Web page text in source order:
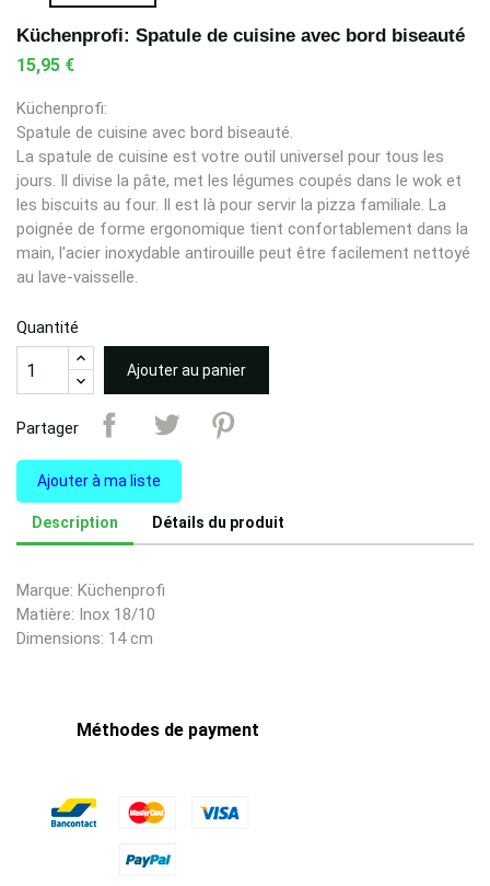
Küchenprofi: Spatule de cuisine avec bord biseauté
15,95 €
Küchenprofi:
Spatule de cuisine avec bord biseauté.
La spatule de cuisine est votre outil universel pour tous les
jours. Il divise la pâte, met les légumes coupés dans le wok et
les biscuits au four. Il est là pour servir la pizza familiale. La
poignée de forme ergonomique tient confortablement dans la
main, l'acier inoxydable antirouille peut être facilement nettoyé
au lave-vaisselle.
Quantité
Ajouter au panier
Partager
Ajouter à ma liste
Description Détails du produit
Marque: Küchenprofi
Matière: Inox 18/10
Dimensions: 14 cm
Méthodes de payment